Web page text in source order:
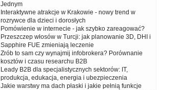
Jednym
Interaktywne atrakcje w Krakowie - nowy trend w
rozrywce dla dzieci i dorosłych
Pomówienie w internecie - jak szybko zareagować?
Przeszczep włosów w Turcji: jak planowanie 3D, DHI i
Sapphire FUE zmieniają leczenie
Zrób to sam czy wynajmij infobrokera? Porównanie
kosztów i czasu researchu B2B
Leady B2B dla specjalistycznych sektorów: IT,
produkcja, edukacja, energia i ubezpieczenia
Jakie warstwy ma dach płaski i jakie pełnią funkcje